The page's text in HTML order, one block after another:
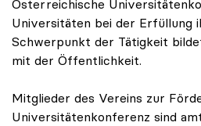
Österreichische
Universitäten bei der Erfüllung
Schwerpunkt der Tätigkeit
mit der Öffentlichkeit.
Mitglieder des Vereins zur
Universitätenkonferenz sind